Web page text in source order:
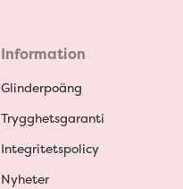
Information
Glinderpoäng
Trygghetsgaranti
Integritetspolicy
Nyheter